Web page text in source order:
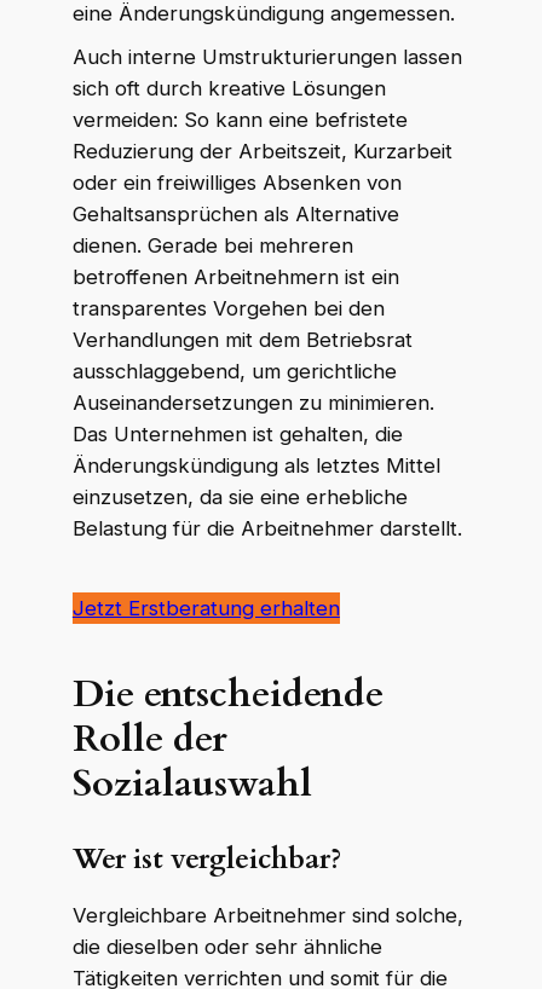
eine Änderungskündigung angemessen.
Auch interne Umstrukturierungen lassen
sich oft durch kreative Lösungen
vermeiden: So kann eine befristete
Reduzierung der Arbeitszeit, Kurzarbeit
oder ein freiwilliges Absenken von
Gehaltsansprüchen als Alternative
dienen. Gerade bei mehreren
betroffenen Arbeitnehmern ist ein
transparentes Vorgehen bei den
Verhandlungen mit dem Betriebsrat
ausschlaggebend, um gerichtliche
Auseinandersetzungen zu minimieren.
Das Unternehmen ist gehalten, die
Änderungskündigung als letztes Mittel
einzusetzen, da sie eine erhebliche
Belastung für die Arbeitnehmer darstellt.
Jetzt Erstberatung erhalten
Die entscheidende
Rolle der
Sozialauswahl
Wer ist vergleichbar?
Vergleichbare Arbeitnehmer sind solche,
die dieselben oder sehr ähnliche
Tätigkeiten verrichten und somit für die